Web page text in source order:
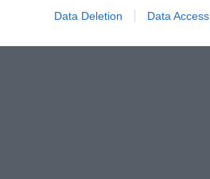
Data Deletion Data Access
sostenible